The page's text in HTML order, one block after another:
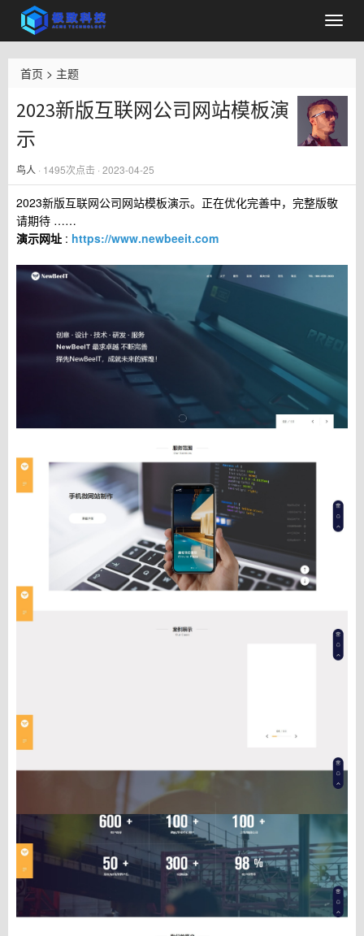
首页 > 主题
2023新版互联网公司网站模板演
示
鸟人 · 1495次点击 · 2023-04-25
2023新版互联网公司网站模板演示。正在优化完善中，完整版敬
请期待 ……
演示网址 : https://www.newbeeit.com